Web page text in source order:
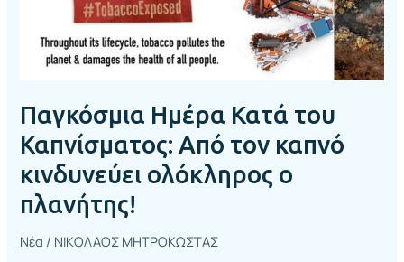
Παγκόσμια Ημέρα Κατά του
Καπνίσματος: Από τον καπνό
κινδυνεύει ολόκληρος ο
πλανήτης!
Νέα / ΝΙΚΟΛΑΟΣ ΜΗΤΡΟΚΩΣΤΑΣ
ολόκληρος